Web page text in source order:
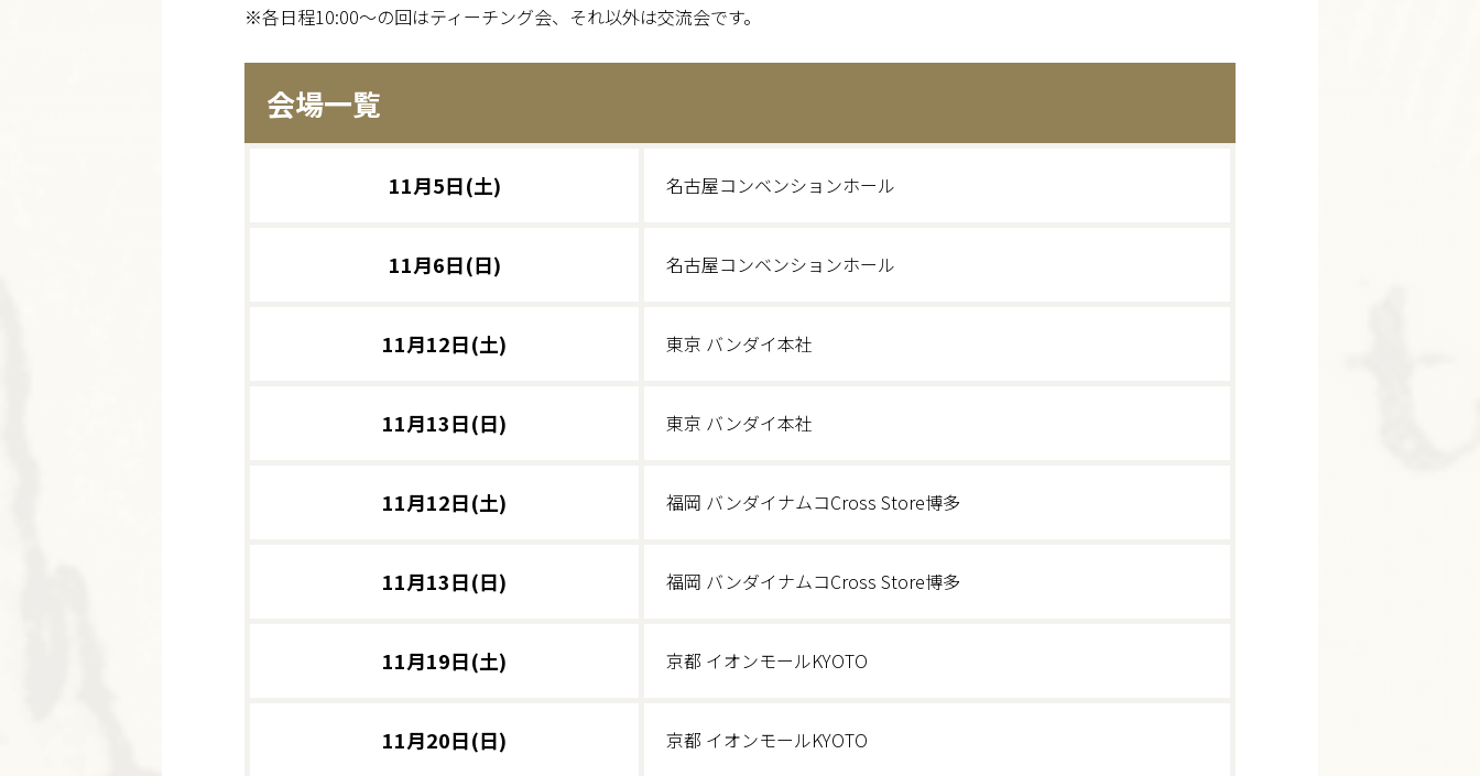
※各日程10:00～の回はティーチング会、それ以外は交流会です。
会場一覧
11月5日(土) 名古屋コンベンションホール
11月6日(日) 名古屋コンベンションホール
11月12日(土) 東京 バンダイ本社
11月13日(日) 東京 バンダイ本社
11月12日(土) 福岡 バンダイナムコCross Store博多
11月13日(日) 福岡 バンダイナムコCross Store博多
11月19日(土) 京都 イオンモールKYOTO
11月20日(日) 京都 イオンモールKYOTO